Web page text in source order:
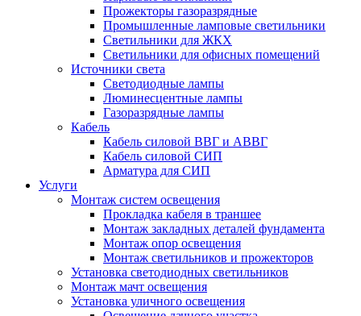
Прожекторы газоразрядные
Промышленные ламповые светильники
Светильники для ЖКХ
Светильники для офисных помещений
Источники света
Светодиодные лампы
Люминесцентные лампы
Газоразрядные лампы
Кабель
Кабель силовой ВВГ и АВВГ
Кабель силовой СИП
Арматура для СИП
Услуги
Монтаж систем освещения
Прокладка кабеля в траншее
Монтаж закладных деталей фундамента
Монтаж опор освещения
Монтаж светильников и прожекторов
Установка светодиодных светильников
Монтаж мачт освещения
Установка уличного освещения